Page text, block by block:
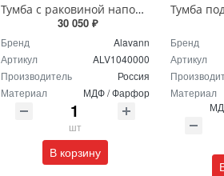
Тумба с раковиной напольная Alavann Cosmetic ALV1040000 100 см белая
30 050 ₽
Бренд
Alavann
Артикул
ALV1040000
Производитель
Россия
Материал
МДФ / Фарфор
шт
В корзину
Бренд
Артикул
Материал